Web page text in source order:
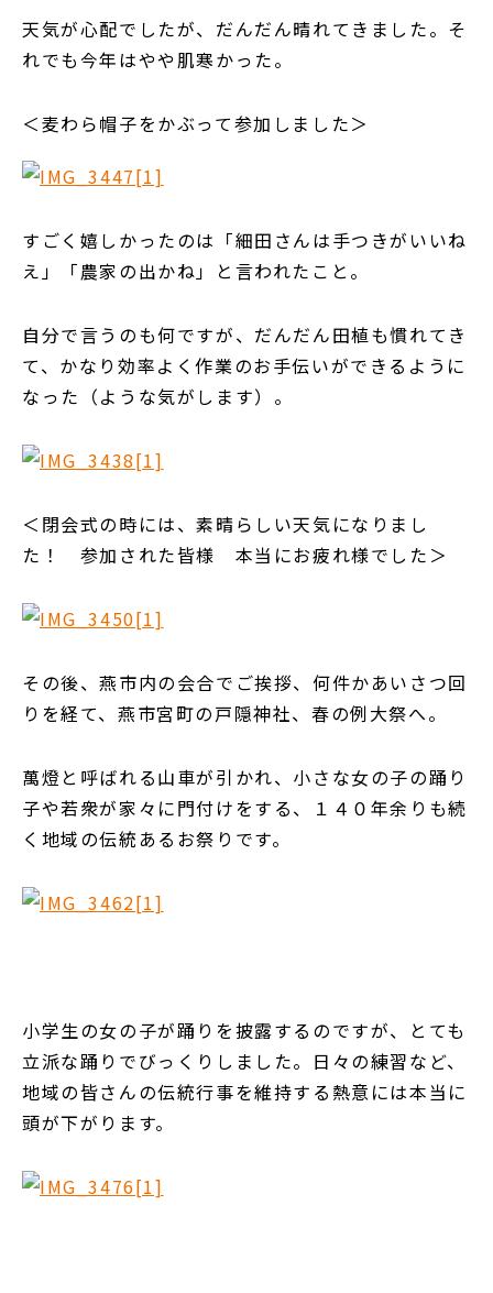
天気が心配でしたが、だんだん晴れてきました。そ
れでも今年はやや肌寒かった。
＜麦わら帽子をかぶって参加しました＞
すごく嬉しかったのは「細田さんは手つきがいいね
え」「農家の出かね」と言われたこと。
自分で言うのも何ですが、だんだん田植も慣れてき
て、かなり効率よく作業のお手伝いができるように
なった（ような気がします）。
＜閉会式の時には、素晴らしい天気になりまし
た！ 参加された皆様 本当にお疲れ様でした＞
その後、燕市内の会合でご挨拶、何件かあいさつ回
りを経て、燕市宮町の戸隠神社、春の例大祭へ。
萬燈と呼ばれる山車が引かれ、小さな女の子の踊り
子や若衆が家々に門付けをする、１４０年余りも続
く地域の伝統あるお祭りです。
小学生の女の子が踊りを披露するのですが、とても
立派な踊りでびっくりしました。日々の練習など、
地域の皆さんの伝統行事を維持する熱意には本当に
頭が下がります。